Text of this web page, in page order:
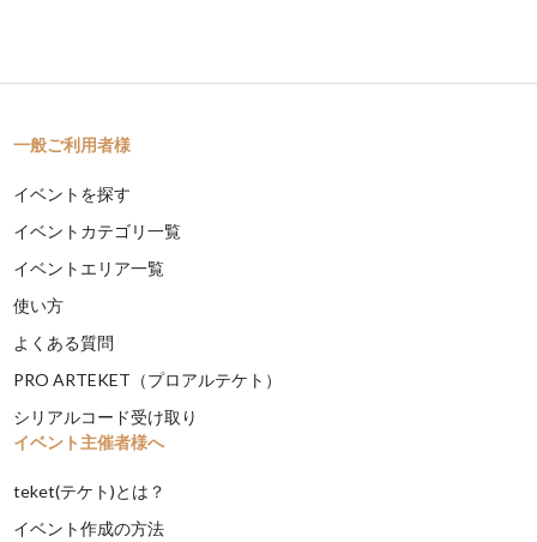
一般ご利用者様
イベントを探す
イベントカテゴリ一覧
イベントエリア一覧
使い方
よくある質問
PRO ARTEKET（プロアルテケト）
シリアルコード受け取り
イベント主催者様へ
teket(テケト)とは？
イベント作成の方法